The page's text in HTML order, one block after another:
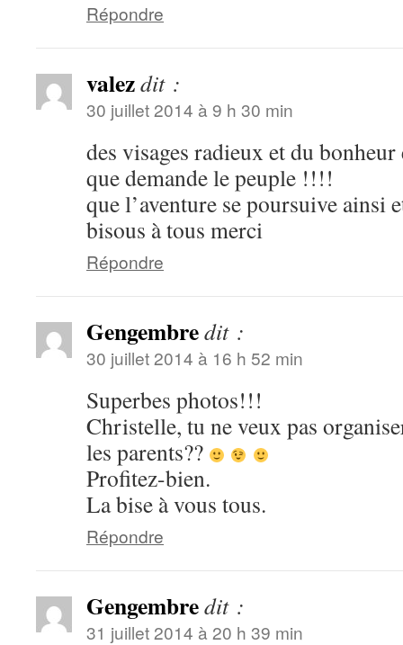
Répondre
valezdit :
30 juillet 2014 à 9 h 30 min
des visages radieux et du
que demande le peuple !!!!
que l’aventure se poursuive ainsi
bisous à tous merci
Répondre
Gengembredit :
30 juillet 2014 à 16 h 52 min
Superbes photos!!!
Christelle, tu ne veux pas
les parents??
Profitez-bien.
La bise à vous tous.
Répondre
Gengembredit :
31 juillet 2014 à 20 h 39 min